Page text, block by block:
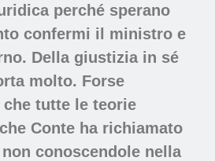
perché sperano
confermi il ministro e
Della giustizia in sé
molto. Forse
che tutte le teorie
Conte ha richiamato
conoscendole nella